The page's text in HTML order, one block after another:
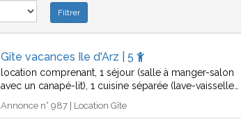
Gîte vacances Ile d'Arz | 5
location comprenant, 1 séjour (salle à manger-salon
avec un canapé-lit), 1 cuisine séparée (lave-vaisselle…
Annonce n° 987 | Location Gîte